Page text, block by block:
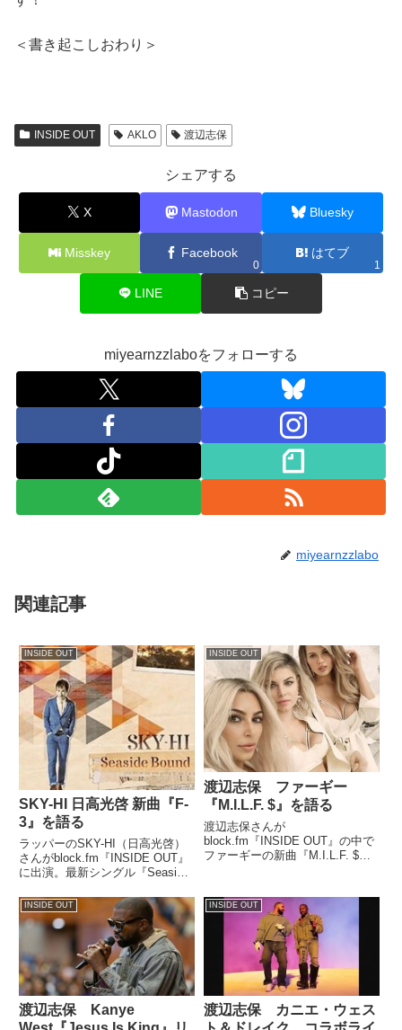
＜書き起こしおわり＞
INSIDE OUT AKLO 渡辺志保
シェアする
X Mastodon Bluesky
Misskey Facebook
0
はてブ
1
LINE コピー
miyearnzzlaboをフォローする
miyearnzzlabo
関連記事
INSIDE OUT
SKY-HI 日高光啓 新曲『F-
3』を語る
ラッパーのSKY-HI（日高光啓）
さんがblock.fm『INSIDE OUT』
に出演。最新シングル『Seaside
3』について話していました。
#INSIDE_OUT お聴き下さりあり
がとうございました！...
INSIDE OUT
渡辺志保 ファーギー
『M.I.L.F. $』を語る
渡辺志保さんが
block.fm『INSIDE OUT』の中で
ファーギーの新曲『M.I.L.F. $』
it is. ???? Fe...
INSIDE OUT
渡辺志保 Kanye
INSIDE OUT
渡辺志保 カニエ・ウェス